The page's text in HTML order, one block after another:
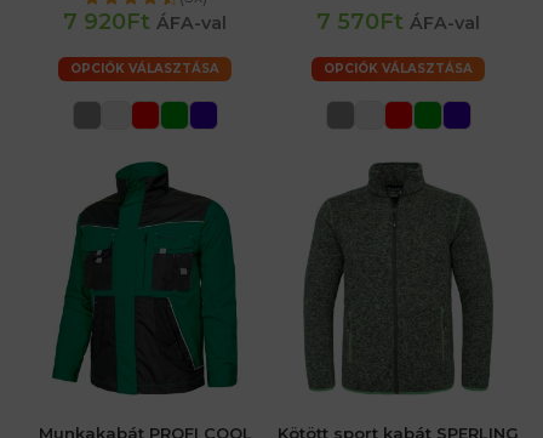
7 920Ft ÁFA-val
OPCIÓK VÁLASZTÁSA
7 570Ft ÁFA-val
OPCIÓK VÁLASZTÁSA
Munkakabát PROFI COOL
Kötött sport kabát SPERLING